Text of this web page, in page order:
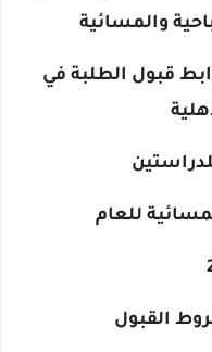
قبول الطلبة في
للعام
القبول